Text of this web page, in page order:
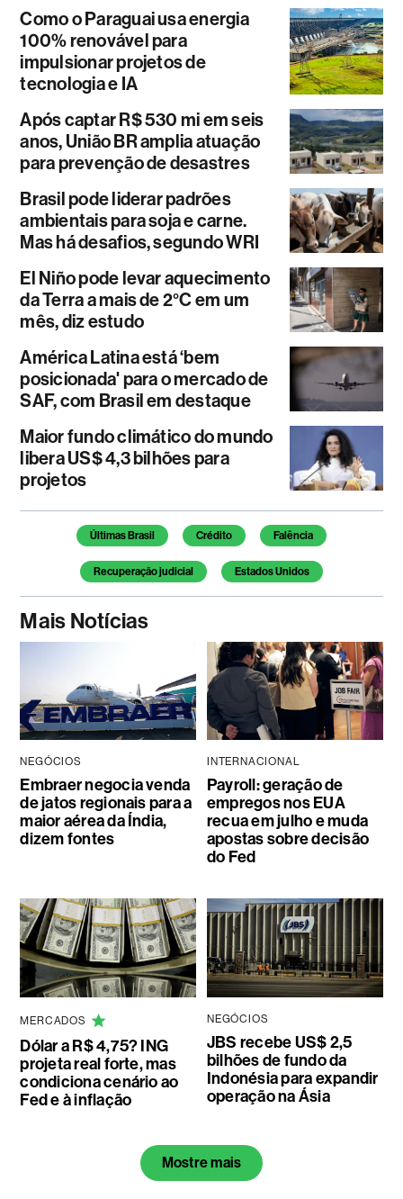
Como o Paraguai usa energia
100% renovável para
impulsionar projetos de
tecnologia e IA
Após captar R$ 530 mi em seis
anos, União BR amplia atuação
para prevenção de desastres
Brasil pode liderar padrões
ambientais para soja e carne.
Mas há desafios, segundo WRI
El Niño pode levar aquecimento
da Terra a mais de 2°C em um
mês, diz estudo
América Latina está ‘bem
posicionada' para o mercado de
SAF, com Brasil em destaque
Maior fundo climático do mundo
libera US$ 4,3 bilhões para
projetos
Temas deste artigo
Últimas Brasil Crédito Falência
Recuperação judicial Estados Unidos
Mais Notícias
NEGÓCIOS
Embraer negocia venda
de jatos regionais para a
maior aérea da Índia,
dizem fontes
INTERNACIONAL
Payroll: geração de
empregos nos EUA
recua em julho e muda
apostas sobre decisão
do Fed
MERCADOS
Dólar a R$ 4,75? ING
projeta real forte, mas
condiciona cenário ao
Fed e à inflação
NEGÓCIOS
JBS recebe US$ 2,5
bilhões de fundo da
Indonésia para expandir
operação na Ásia
Mostre mais